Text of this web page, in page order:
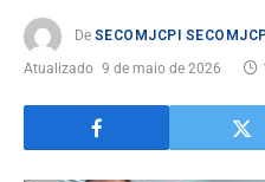
De SECOMJCPI
Atualizado 9 de maio de 2026